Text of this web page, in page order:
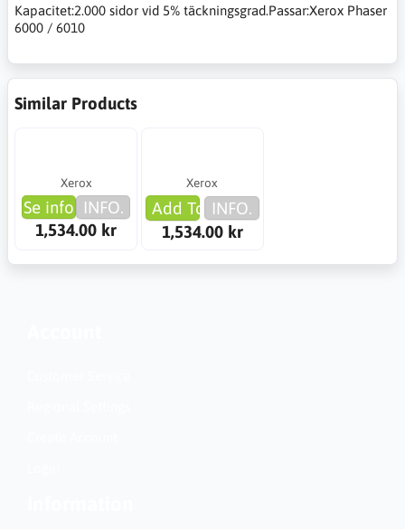
Kapacitet:2.000 sidor vid 5% täckningsgrad.Passar:Xerox Phaser
6000 / 6010
Similar Products
Xerox
Se info INFO.
1,534.00 kr
Xerox
Add To Cart
INFO.
1,534.00 kr